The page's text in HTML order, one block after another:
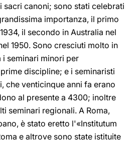
sacri canoni; sono stati celebrati
importanza, il primo
il secondo in Australia nel
1950. Sono cresciuti molto in
seminari minori per
discipline; e i seminaristi
che venticinque anni fa erano
al presente a 4300; inoltre
seminari regionali. A Roma,
è stato eretto l'«Institutum
e altrove sono state istituite